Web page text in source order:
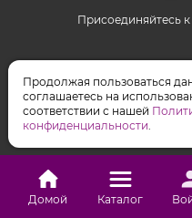
Присоединяйтесь
WhatsApp принадлежат
экстремистской
Продолжая пользоваться
соглашаетесь на
соответствии с нашей
конфиденциальности.
Домой Каталог